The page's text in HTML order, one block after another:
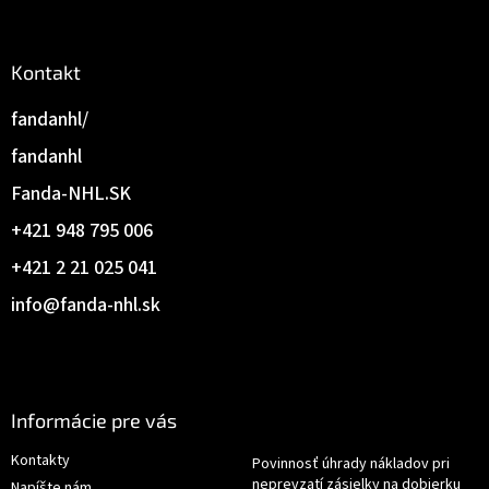
Kontakt
info@fanda-nhl.sk
+421 2 21 025 041
+421 948 795 006
Fanda-NHL.SK
fandanhl
fandanhl/
Informácie pre vás
Kontakty
Povinnosť úhrady nákladov pri